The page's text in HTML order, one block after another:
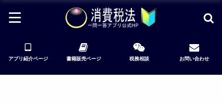
アプリ紹介ページ 書籍販売ページ 税務相談 お問い合わせ